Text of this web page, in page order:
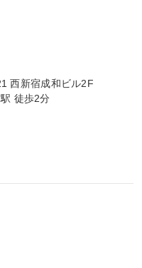
西新宿成和ビル2F
徒歩2分